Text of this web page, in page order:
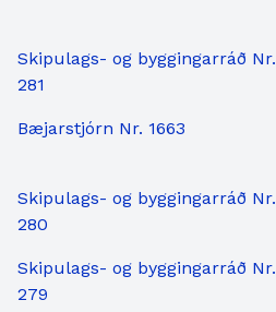
Skipulags- og byggingarráð Nr.
281
Bæjarstjórn Nr. 1663
Skipulags- og byggingarráð Nr.
280
Skipulags- og byggingarráð Nr.
279